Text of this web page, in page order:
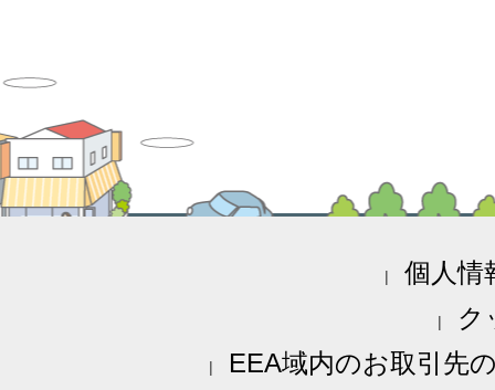
個人情
ク
EEA域内のお取引先